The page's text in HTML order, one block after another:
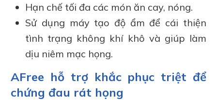
Hạn chế tối đa các món ăn cay, nóng.
Sử dụng máy tạo độ ẩm để cái thiện
tình trạng không khí khô và giúp làm
dịu niêm mạc họng.
AFree hỗ trợ khắc phục triệt để
chứng đau rát họng